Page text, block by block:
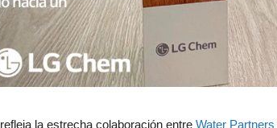
refleja la estrecha colaboración entre Water Partners